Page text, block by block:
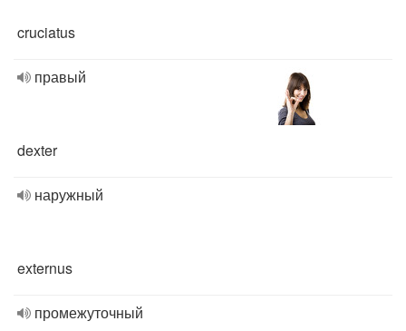
cruciatus
правый
dexter
наружный
externus
промежуточный